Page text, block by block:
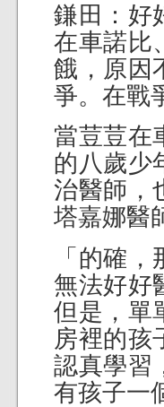
鎌田：好
在車諾比
餓，原因
爭。在戰
當荳荳在
的八歲少
治醫師，
塔嘉娜醫
「的確
無法好好
但是，單
房裡的孩
認真學習
有孩子一